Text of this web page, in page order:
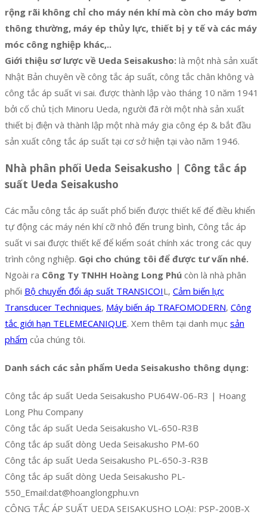
rộng rãi không chỉ cho máy nén khí mà còn cho máy bơm
thông thường, máy ép thủy lực, thiết bị y tế và các máy
móc công nghiệp khác,..
Giới thiệu sơ lược về Ueda Seisakusho: là một nhà sản xuất
Nhật Bản chuyên về công tắc áp suất, công tắc chân không và
công tắc áp suất vi sai. được thành lập vào tháng 10 năm 1941
bởi cố chủ tịch Minoru Ueda, người đã rời một nhà sản xuất
thiết bị điện và thành lập một nhà máy gia công ép & bắt đầu
sản xuất công tắc áp suất tại cơ sở hiện tại vào năm 1946.
Nhà phân phối Ueda Seisakusho | Công tắc áp
suất Ueda Seisakusho
Các mẫu công tắc áp suất phổ biến được thiết kế để điều khiển
tự động các máy nén khí cỡ nhỏ đến trung bình, Công tắc áp
suất vi sai được thiết kế để kiểm soát chính xác trong các quy
trình công nghiệp. Gọi cho chúng tôi để được tư vấn nhé.
Ngoài ra Công Ty TNHH Hoàng Long Phú còn là nhà phân
phối Bộ chuyển đổi áp suất TRANSICOIL, Cảm biến lực
Transducer Techniques, Máy biến áp TRAFOMODERN, Công
tắc giới hạn TELEMECANIQUE. Xem thêm tại danh mục sản
phẩm của chúng tôi.
Danh sách các sản phẩm Ueda Seisakusho thông dụng:
Công tắc áp suất Ueda Seisakusho PU64W-06-R3 | Hoang
Long Phu Company
Công tắc áp suất Ueda Seisakusho VL-650-R3B
Công tắc áp suất dòng Ueda Seisakusho PM-60
Công tắc áp suất Ueda Seisakusho PL-650-3-R3B
Công tắc áp suất dòng Ueda Seisakusho PL-
550_Email:dat@hoanglongphu.vn
CÔNG TẮC ÁP SUẤT UEDA SEISAKUSHO LOẠI: PSP-200B-X